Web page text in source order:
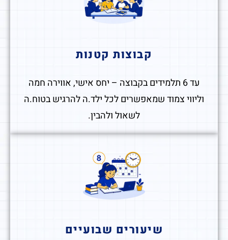
קבוצות קטנות
עד 6 תלמידים בקבוצה – יחס אישי, אווירה חמה
וליווי צמוד שמאפשרים לכל ילד.ה להרגיש בטוח.ה
לשאול ולהבין.
שיעורים שבועיים